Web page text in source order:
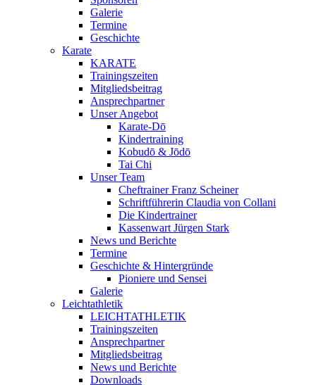
Galerie
Termine
Geschichte
Karate
KARATE
Trainingszeiten
Mitgliedsbeitrag
Ansprechpartner
Unser Angebot
Karate-Dō
Kindertraining
Kobudō & Jōdō
Tai Chi
Unser Team
Cheftrainer Franz Scheiner
Schriftführerin Claudia von Collani
Die Kindertrainer
Kassenwart Jürgen Stark
News und Berichte
Termine
Geschichte & Hintergründe
Pioniere und Sensei
Galerie
Leichtathletik
LEICHTATHLETIK
Trainingszeiten
Ansprechpartner
Mitgliedsbeitrag
News und Berichte
Downloads